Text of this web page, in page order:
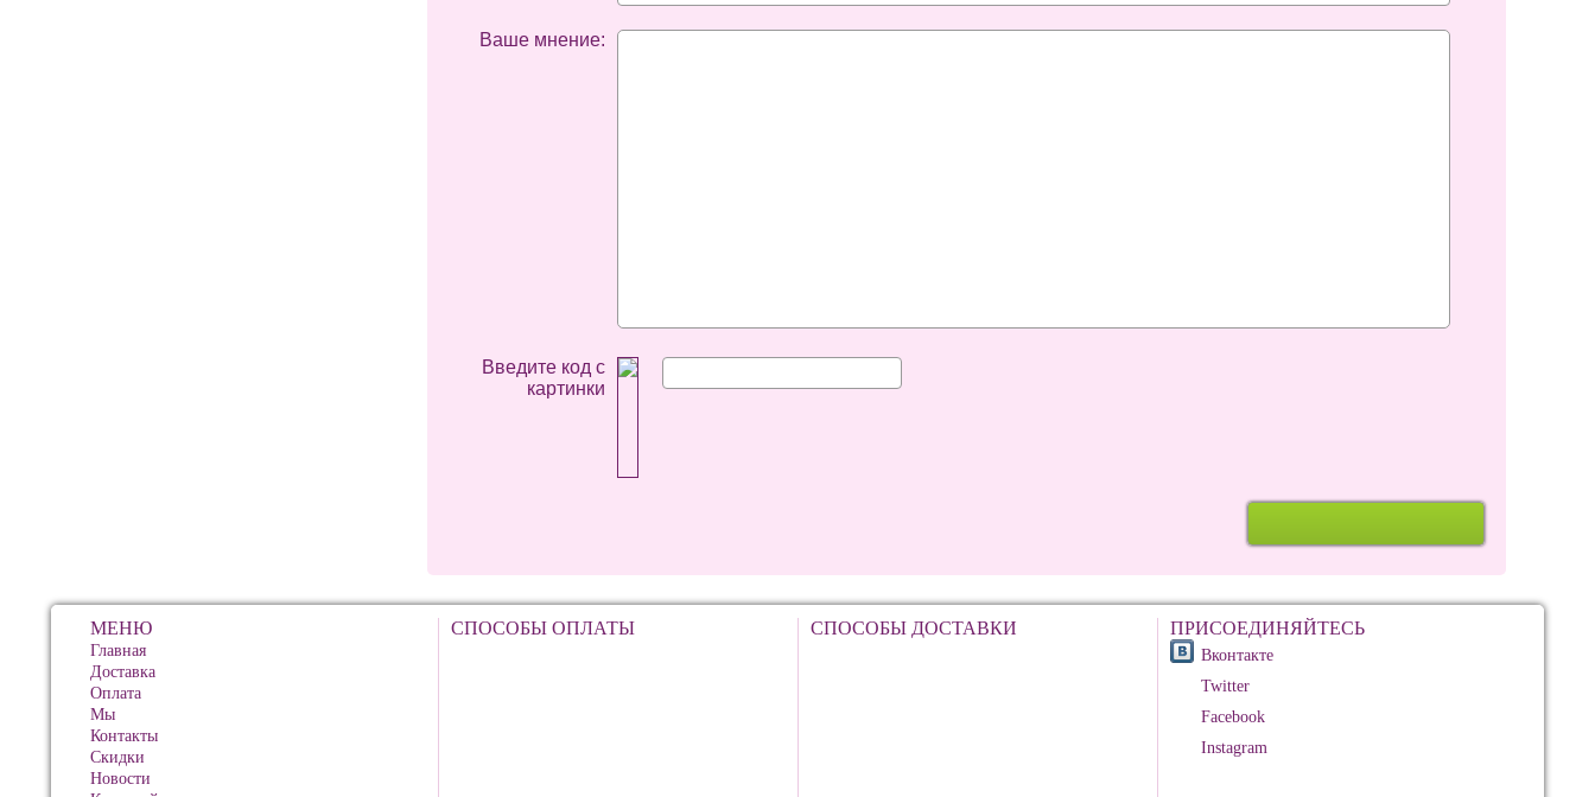
Ваше мнение:
Введите код с
картинки
МЕНЮ СПОСОБЫ ОПЛАТЫ СПОСОБЫ ДОСТАВКИ ПРИСОЕДИНЯЙТЕСЬ
Главная
Доставка
Оплата
Мы
Контакты
Скидки
Новости
Вконтакте
Twitter
Facebook
Instagram